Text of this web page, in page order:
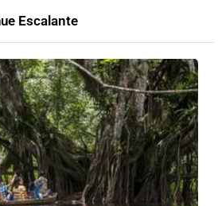
Escalante